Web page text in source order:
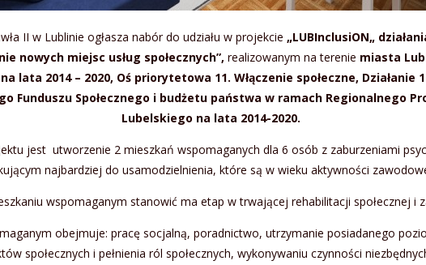
II w Lublinie ogłasza nabór do udziału w projekcie „LUBInclusiON„­
nowych miejsc usług społecznych”, realizowanym na terenie miasta
lata 2014 – 2020, Oś priorytetowa 11. Włączenie społeczne, Działanie
Funduszu Społecznego i budżetu państwa w ramach Regionalnego
Lubelskiego na lata 2014-2020.
jest utworzenie 2 mieszkań wspomaganych dla 6 osób z zaburzeniami
najbardziej do usamodzielnienia, które są w wieku aktywności
wspomaganym stanowić ma etap w trwającej rehabilitacji społecznej i
obejmuje: pracę socjalną, poradnictwo, utrzymanie posiadanego
społecznych i pełnienia ról społecznych, wykonywaniu czynności